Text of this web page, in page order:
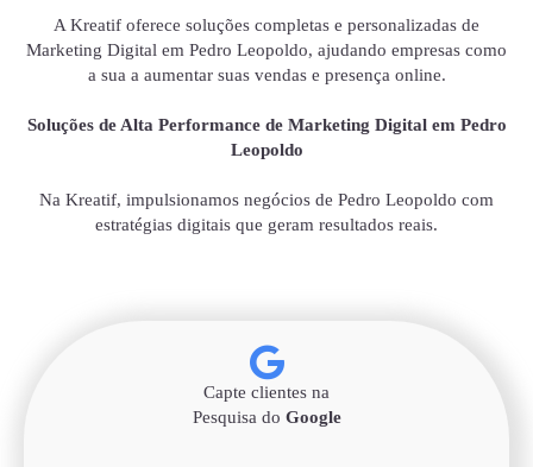
A Kreatif oferece soluções completas e personalizadas de
Marketing Digital em Pedro Leopoldo, ajudando empresas como
a sua a aumentar suas vendas e presença online.
Soluções de Alta Performance de Marketing Digital em Pedro
Leopoldo
Na Kreatif, impulsionamos negócios de Pedro Leopoldo com
estratégias digitais que geram resultados reais.
Capte clientes na
Pesquisa do Google